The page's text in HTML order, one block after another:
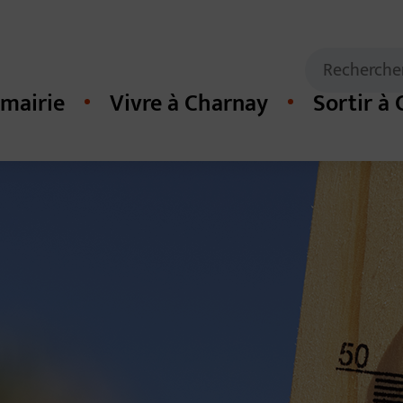
Recherche
Mots clés de
Vivre à Charnay Sortir à